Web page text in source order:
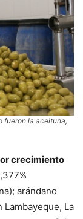
fueron la aceituna,
crecimiento
arándano
La